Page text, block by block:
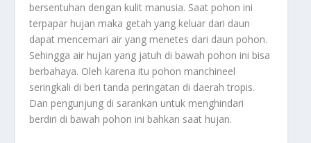
bersentuhan dengan kulit manusia. Saat pohon ini
terpapar hujan maka getah yang keluar dari daun
dapat mencemari air yang menetes dari daun pohon.
Sehingga air hujan yang jatuh di bawah pohon ini bisa
berbahaya. Oleh karena itu pohon manchineel
seringkali di beri tanda peringatan di daerah tropis.
Dan pengunjung di sarankan untuk menghindari
berdiri di bawah pohon ini bahkan saat hujan.